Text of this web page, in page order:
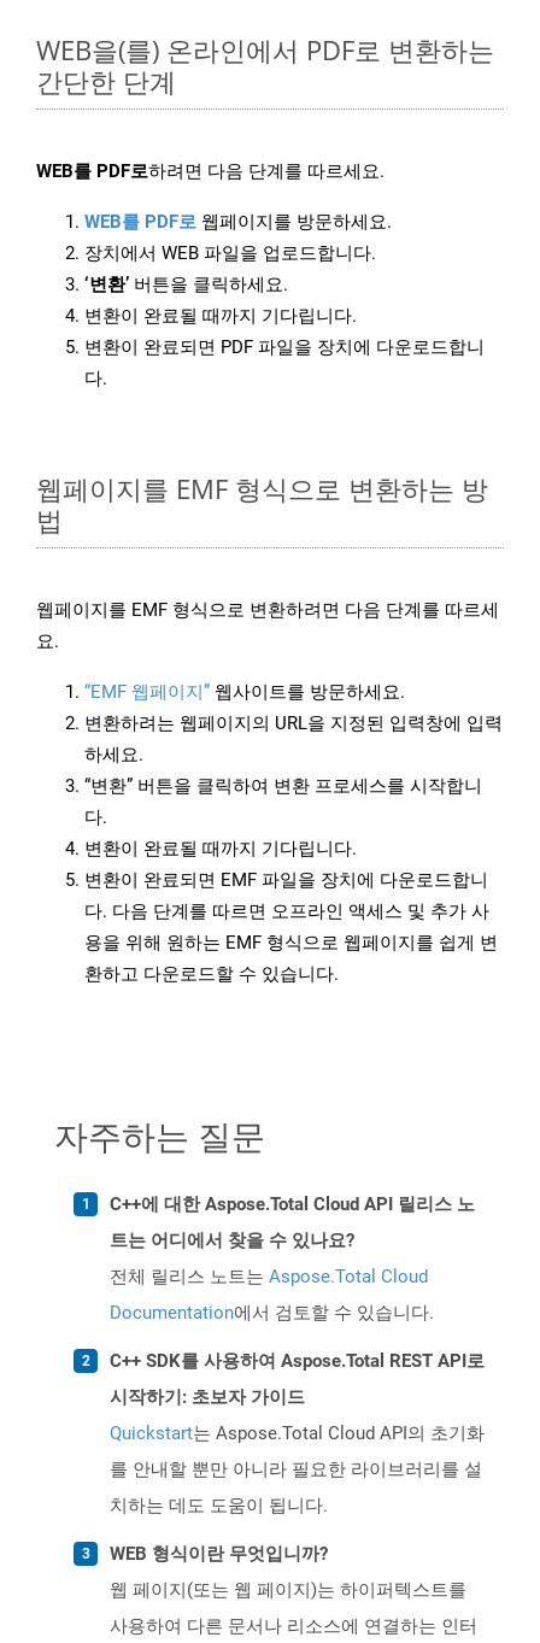
WEB을(를) 온라인에서 PDF로 변환하는
간단한 단계
WEB를 PDF로하려면 다음 단계를 따르세요.
WEB를 PDF로 웹페이지를 방문하세요.
장치에서 WEB 파일을 업로드합니다.
‘변환’ 버튼을 클릭하세요.
변환이 완료될 때까지 기다립니다.
변환이 완료되면 PDF 파일을 장치에 다운로드합니
다.
웹페이지를 EMF 형식으로 변환하는 방
법
웹페이지를 EMF 형식으로 변환하려면 다음 단계를 따르세
요.
“EMF 웹페이지” 웹사이트를 방문하세요.
변환하려는 웹페이지의 URL을 지정된 입력창에 입력
하세요.
“변환” 버튼을 클릭하여 변환 프로세스를 시작합니
다.
변환이 완료될 때까지 기다립니다.
변환이 완료되면 EMF 파일을 장치에 다운로드합니
다. 다음 단계를 따르면 오프라인 액세스 및 추가 사
용을 위해 원하는 EMF 형식으로 웹페이지를 쉽게 변
환하고 다운로드할 수 있습니다.
자주하는 질문
C++에 대한 Aspose.Total Cloud API 릴리스 노
트는 어디에서 찾을 수 있나요?
전체 릴리스 노트는 Aspose.Total Cloud
Documentation에서 검토할 수 있습니다.
C++ SDK를 사용하여 Aspose.Total REST API로
시작하기: 초보자 가이드
Quickstart는 Aspose.Total Cloud API의 초기화
를 안내할 뿐만 아니라 필요한 라이브러리를 설
치하는 데도 도움이 됩니다.
WEB 형식이란 무엇입니까?
웹 페이지(또는 웹 페이지)는 하이퍼텍스트를
사용하여 다른 문서나 리소스에 연결하는 인터